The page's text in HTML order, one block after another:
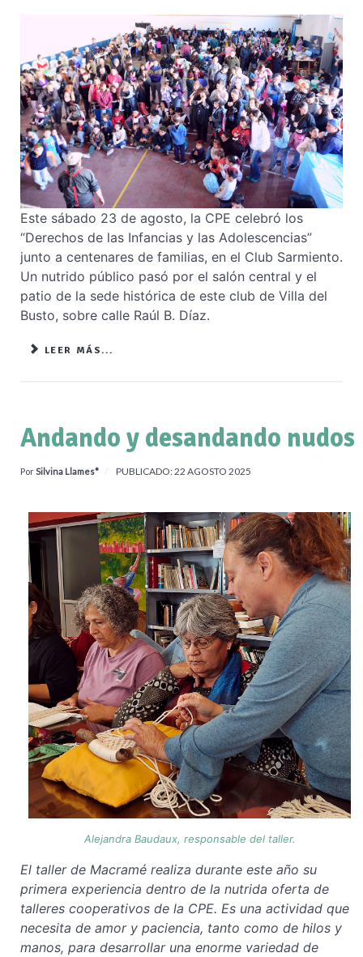
Este sábado 23 de agosto, la CPE celebró los
“Derechos de las Infancias y las Adolescencias”
junto a centenares de familias, en el Club Sarmiento.
Un nutrido público pasó por el salón central y el
patio de la sede histórica de este club de Villa del
Busto, sobre calle Raúl B. Díaz.
LEER MÁS...
Andando y desandando nudos
PorSilvina Llames* PUBLICADO: 22 AGOSTO 2025
Alejandra Baudaux, responsable del taller.
El taller de Macramé realiza durante este año su
primera experiencia dentro de la nutrida oferta de
talleres cooperativos de la CPE. Es una actividad que
necesita de amor y paciencia, tanto como de hilos y
manos, para desarrollar una enorme variedad de